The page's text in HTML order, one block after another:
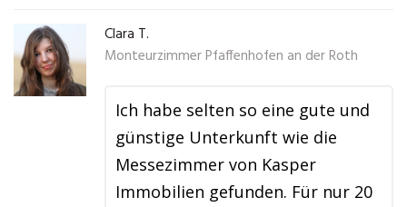
Clara T.
Monteurzimmer Pfaffenhofen an der Roth
Ich habe selten so eine gute und
günstige Unterkunft wie die
Messezimmer von Kasper
Immobilien gefunden. Für nur 20